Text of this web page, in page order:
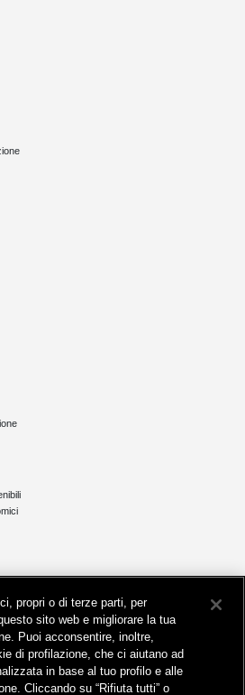
propri o di terze parti, per
sito web e migliorare la tua
Puoi acconsentire, inoltre,
di profilazione, che ci aiutano ad
in base al tuo profilo e alle
Cliccando su “Rifiuta tutti” o